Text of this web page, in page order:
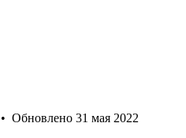
• Обновлено 31 мая 2022